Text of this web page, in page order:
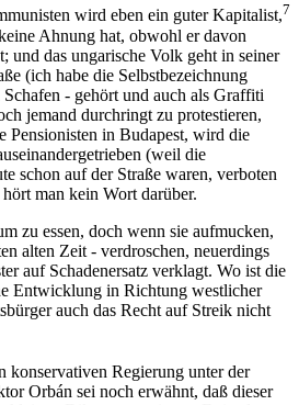
wird eben ein guter Kapitalist,7
Ahnung hat, obwohl er davon
und das ungarische Volk geht in seiner
(ich habe die Selbstbezeichnung
- gehört und auch als Graffiti
jemand durchringt zu protestieren,
Pensionisten in Budapest, wird die
(weil die
schon auf der Straße waren, verboten
man kein Wort darüber.
zu essen, doch wenn sie aufmucken,
alten Zeit - verdroschen, neuerdings
auf Schadenersatz verklagt. Wo ist die
Entwicklung in Richtung westlicher
auch das Recht auf Streik nicht
konservativen Regierung unter der
Orbán sei noch erwähnt, daß dieser